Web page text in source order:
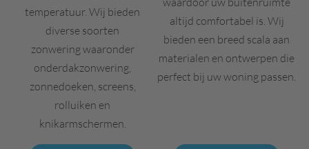
temperatuur. Wij bieden
diverse soorten
zonwering waaronder
onderdakzonwering,
zonnedoeken, screens,
rolluiken en
knikarmschermen.
altijd comfortabel is. Wij
bieden een breed scala aan
materialen en ontwerpen die
perfect bij uw woning passen.